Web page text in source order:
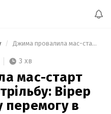
Джима провалила мас-старт через невдалу стрільбу: Вірер виборола першу перемогу в сезоні
3 хв
мас-старт
Вірер
перемогу в